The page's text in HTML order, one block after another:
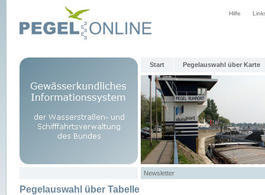
Hilfe
Start Pegelauswahl über Karte
Newsletter
Pegelauswahl über Tabelle